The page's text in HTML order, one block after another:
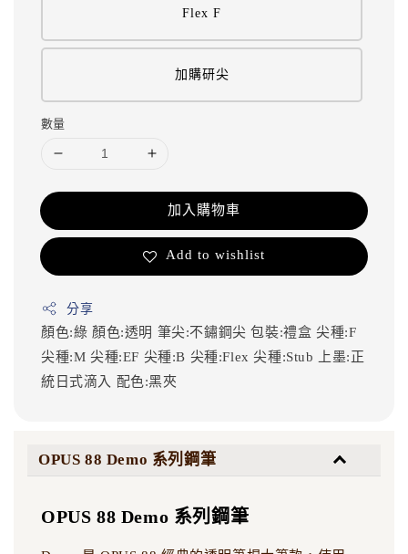
Flex F
加購研尖
數量
加入購物車
Add to wishlist
分享
顏色:綠 顏色:透明 筆尖:不鏽鋼尖包裝:禮盒尖種:F
尖種:M 尖種:EF 尖種:B 尖種:Flex尖種:Stub
上墨:正
統日式滴入 配色:黑夾
OPUS 88 Demo 系列鋼筆
OPUS 88 Demo 系列鋼筆